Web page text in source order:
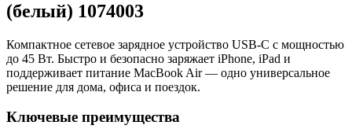
(белый) 1074003
Компактное сетевое зарядное устройство USB‑C с мощностью
до 45 Вт. Быстро и безопасно заряжает iPhone, iPad и
поддерживает питание MacBook Air — одно универсальное
решение для дома, офиса и поездок.
Ключевые преимущества